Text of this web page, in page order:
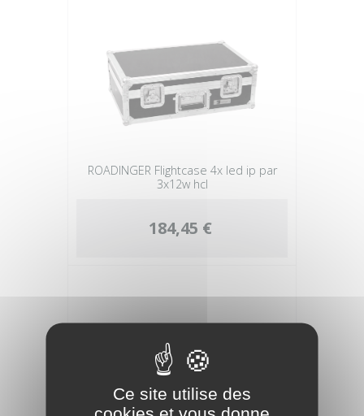
ROADINGER Flightcase 4x led ip par
3x12w hcl
184,45 €
Ce site utilise des